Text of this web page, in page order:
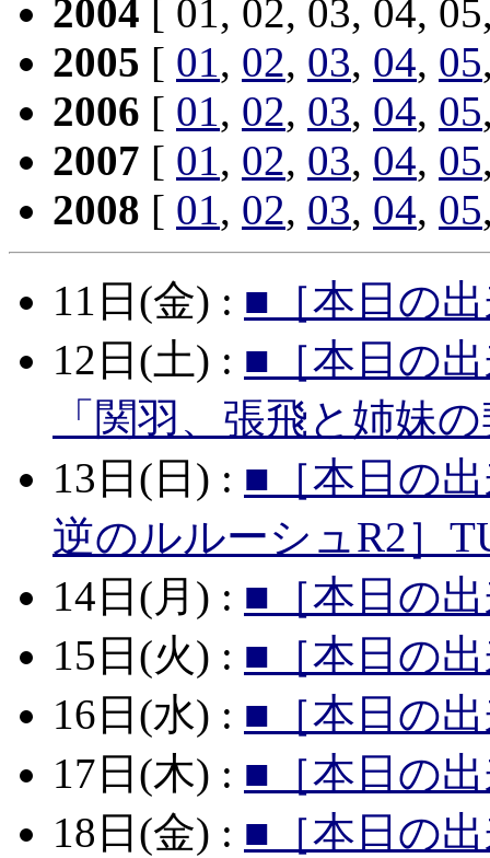
2004 [ 01, 02, 03, 04,
2005 [ 01, 02, 03, 04, 05
2006 [ 01, 02, 03, 04, 05
2007 [ 01, 02, 03, 04, 05
2008 [ 01, 02, 03, 04, 05
11日(金) : ■［本日の
12日(土) : ■［本日の
「関羽、張飛と姉妹
13日(日) : ■［本日の
逆のルルーシュR2］
14日(月) : ■［本日の
15日(火) : ■［本日の
16日(水) : ■［本日の
17日(木) : ■［本日の
18日(金) : ■［本日の